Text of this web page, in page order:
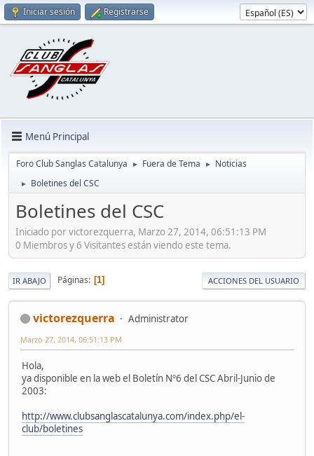
Iniciar sesión Registrarse
Menú Principal
Foro Club Sanglas Catalunya ► Fuera de Tema ► Noticias
► Boletines del CSC
Boletines del CSC
Iniciado por victorezquerra, Marzo 27, 2014, 06:51:13 PM
0 Miembros y 6 Visitantes están viendo este tema.
IR ABAJO Páginas 1 ACCIONES DEL USUARIO
victorezquerra Administrator
Marzo 27, 2014, 06:51:13 PM
Hola,
ya disponible en la web el Boletín Nº6 del CSC Abril-Junio de
2003:
http://www.clubsanglascatalunya.com/index.php/el-
club/boletines